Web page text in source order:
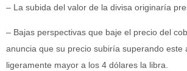
– La subida del valor de la divisa originaría
– Bajas perspectivas que baje el precio del
anuncia que su precio subiría superando este
ligeramente mayor a los 4 dólares la libra.